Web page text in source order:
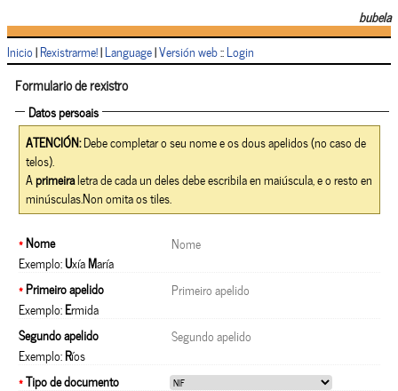
bubela
Inicio|Rexistrarme!|Language|Versión web::Login
Formulario de rexistro
Datos persoais
ATENCIÓN:Debe completar o seu nome e os dous apelidos (no caso de
telos).
Aprimeiraletra de cada un deles debe escribila en maiúscula, e o resto en
minúsculas.Non omita os tiles.
*Nome
Exemplo:UxíaMaría
*Primeiro apelido
Exemplo:Ermida
Segundo apelido
Exemplo:Ríos
*Tipo de documento